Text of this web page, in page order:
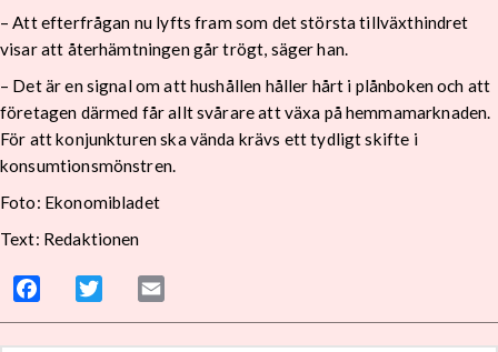
– Att efterfrågan nu lyfts fram som det största tillväxthindret
visar att återhämtningen går trögt, säger han.
– Det är en signal om att hushållen håller hårt i plånboken och att
företagen därmed får allt svårare att växa på hemmamarknaden.
För att konjunkturen ska vända krävs ett tydligt skifte i
konsumtionsmönstren.
Foto: Ekonomibladet
Text: Redaktionen
Facebook Twitter